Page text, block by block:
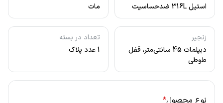
استیل 316L ضدحساسیت
مات
زنجیر
دیپلمات 45 سانتی‌متر، قفل
طوطی
تعداد در بسته
1 عدد پلاک
نوع محصول*